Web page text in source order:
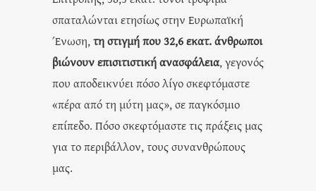
σπαταλώνται ετησίως στην Ευρωπαϊκή
Ένωση,τη στιγμή που 32,6 εκατ. άνθρωποι
βιώνουν επισιτιστική ανασφάλεια, γεγονός
που αποδεικνύει πόσο λίγο σκεφτόμαστε
«πέρα από τη μύτη μας», σε παγκόσμιο
επίπεδο. Πόσο σκεφτόμαστε τις πράξεις μας
για το περιβάλλον, τους συνανθρώπους
μας.